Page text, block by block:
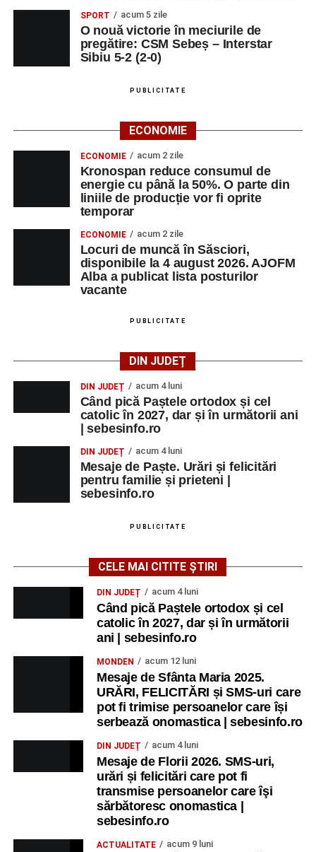
SPORT acum 5 zile
O nouă victorie în meciurile de
pregătire: CSM Sebeș – Interstar
Sibiu 5-2 (2-0)
PUBLICITATE
ECONOMIE
ECONOMIE acum 2 zile
Kronospan reduce consumul de
energie cu până la 50%. O parte din
liniile de producție vor fi oprite
temporar
ECONOMIE acum 2 zile
Locuri de muncă în Săsciori,
disponibile la 4 august 2026. AJOFM
Alba a publicat lista posturilor
vacante
PUBLICITATE
DIN JUDEȚ
DIN JUDEȚ acum 4 luni
Când pică Paștele ortodox și cel
catolic în 2027, dar și în următorii ani
| sebesinfo.ro
DIN JUDEȚ acum 4 luni
Mesaje de Paște. Urări și felicitări
pentru familie și prieteni |
sebesinfo.ro
PUBLICITATE
CELE MAI CITITE ȘTIRI
DIN JUDEȚ acum 4 luni
Când pică Paștele ortodox și cel
catolic în 2027, dar și în următorii
ani | sebesinfo.ro
MONDEN acum 12 luni
Mesaje de Sfânta Maria 2025.
URĂRI, FELICITĂRI și SMS-uri care
pot fi trimise persoanelor care își
serbează onomastica | sebesinfo.ro
DIN JUDEȚ acum 4 luni
Mesaje de Florii 2026. SMS-uri,
urări și felicitări care pot fi
transmise persoanelor care îşi
sărbătoresc onomastica |
sebesinfo.ro
ACTUALITATE acum 9 luni